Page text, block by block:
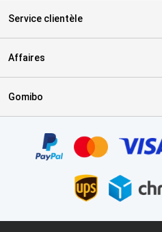
Service clientèle
Affaires
Gomibo